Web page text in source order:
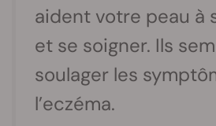
aident votre peau à
et se soigner. Ils
soulager les
l’eczéma.